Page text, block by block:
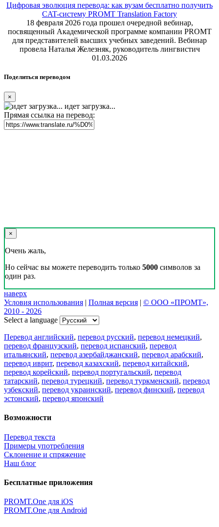
Цифровая эволюция перевода: как вузам бесплатно получить
CAT-систему PROMT Translation Factory
18 февраля 2026 года прошел очередной вебинар,
посвященный Академической программе компании PROMT
для представителей высших учебных заведений. Вебинар
провела Наталья Железняк, руководитель лингвистич
01.03.2026
Поделиться переводом
×
идет загрузка...
Прямая ссылка на перевод:
×
Очень жаль,
Но сейчас вы можете переводить только 5000 символов за
один раз.
наверх
Условия использования | Полная версия | © ООО «ПРОМТ»,
2010 - 2026
Select a language
Перевод английский, перевод русский, перевод немецкий,
перевод французский, перевод испанский, перевод
итальянский, перевод азербайджанский, перевод арабский,
перевод иврит, перевод казахский, перевод китайский,
перевод корейский, перевод португальский, перевод
татарский, перевод турецкий, перевод туркменский, перевод
узбекский, перевод украинский, перевод финский, перевод
эстонский, перевод японский
Возможности
Перевод текста
Примеры употребления
Склонение и спряжение
Наш блог
Бесплатные приложения
PROMT.One для iOS
PROMT.One для Android